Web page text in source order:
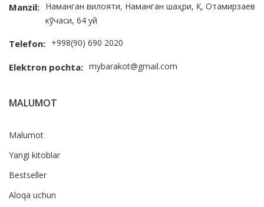
Manzil: Наманган вилояти, Наманган шаҳри, Қ. Отамирзаев
кўчаси, 64 уй
Telefon: +998(90) 690 2020
Elektron pochta: mybarakot@gmail.com
MALUMOT
Malumot
Yangi kitoblar
Bestseller
Aloqa uchun